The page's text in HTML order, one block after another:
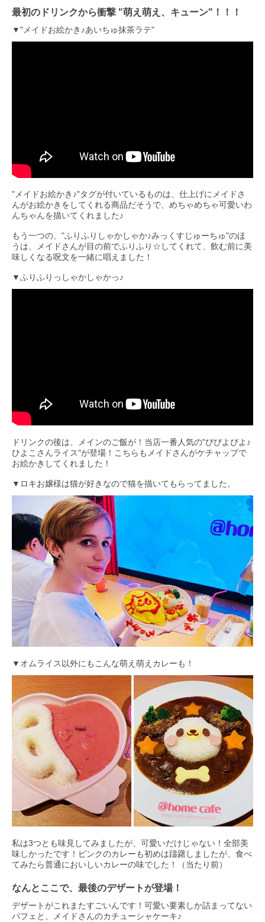
最初のドリンクから衝撃 "萌え萌え、キューン"！！！
▼"メイドお絵かき♪あいちゅ抹茶ラテ"
"メイドお絵かき♪"タグが付いているものは、仕上げにメイドさ
んがお絵かきをしてくれる商品だそうで、めちゃめちゃ可愛いわ
んちゃんを描いてくれました♪
もう一つの、"ふりふりしゃかしゃか♪みっくすじゅーちゅ"のほ
うは、メイドさんが目の前でふりふり☆してくれて、飲む前に美
味しくなる呪文を一緒に唱えました！
▼ふりふりっしゃかしゃかっ♪
ドリンクの後は、メインのご飯が！当店一番人気の"ぴぴよぴよ♪
ひよこさんライス"が登場！こちらもメイドさんがケチャップで
お絵かきしてくれました！
▼ロキお嬢様は猫が好きなので猫を描いてもらってました。
▼オムライス以外にもこんな萌え萌えカレーも！
私は3つとも味見してみましたが、可愛いだけじゃない！全部美
味しかったです！ピンクのカレーも初めは躊躇しましたが、食べ
てみたら普通においしいカレーの味でした！（当たり前）
なんとここで、最後のデザートが登場！
デザートがこれまたすごいんです！可愛い要素しか詰まってない
パフェと、メイドさんのカチューシャケーキ♪